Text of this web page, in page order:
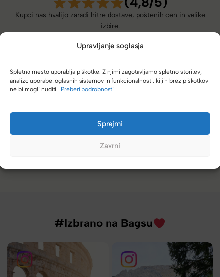
Upravljanje soglasja
Spletno mesto uporablja piškotke. Z njimi zagotavljamo spletno storitev,
analizo uporabe, oglasnih sistemov in funkcionalnosti, ki jih brez piškotkov
ne bi mogli nuditi. Preberi podrobnosti
Sprejmi
Zavrni
Kupci nas hvalijo zaradi hitre dostave, poštenih cen in velike
izbire.
Naročanje pri vas je enostavno, zaupanja vredno.
prijetna za nošenje. Hvala
Nataša V.
#Izbrano na Bagsu